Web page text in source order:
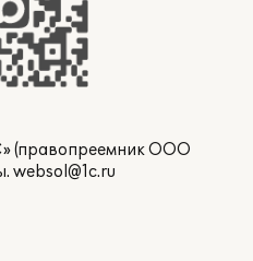
(правопреемник ООО
websol@1c.ru